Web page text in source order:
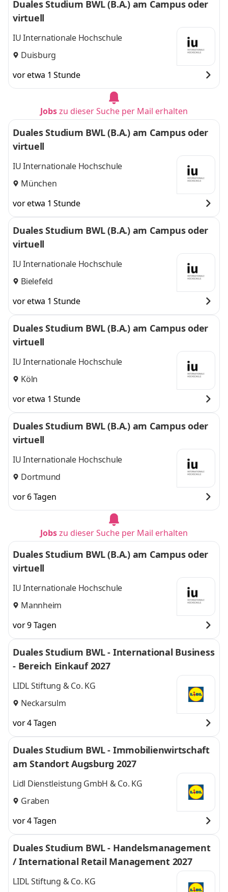
Duales Studium BWL (B.A.) am Campus oder
virtuell
IU Internationale Hochschule
Duisburg
vor etwa 1 Stunde
Jobszu dieser Suche per Mail erhalten
Duales Studium BWL (B.A.) am Campus oder
virtuell
IU Internationale Hochschule
München
vor etwa 1 Stunde
Duales Studium BWL (B.A.) am Campus oder
virtuell
IU Internationale Hochschule
Bielefeld
vor etwa 1 Stunde
Duales Studium BWL (B.A.) am Campus oder
virtuell
IU Internationale Hochschule
Köln
vor etwa 1 Stunde
Duales Studium BWL (B.A.) am Campus oder
virtuell
IU Internationale Hochschule
Dortmund
vor 6 Tagen
Jobszu dieser Suche per Mail erhalten
Duales Studium BWL (B.A.) am Campus oder
virtuell
IU Internationale Hochschule
Mannheim
vor 9 Tagen
Duales Studium BWL - International Business
- Bereich Einkauf 2027
LIDL Stiftung & Co. KG
Neckarsulm
vor 4 Tagen
Duales Studium BWL - Immobilienwirtschaft
am Standort Augsburg 2027
Lidl Dienstleistung GmbH & Co. KG
Graben
vor 4 Tagen
Duales Studium BWL - Handelsmanagement
/ International Retail Management 2027
LIDL Stiftung & Co. KG